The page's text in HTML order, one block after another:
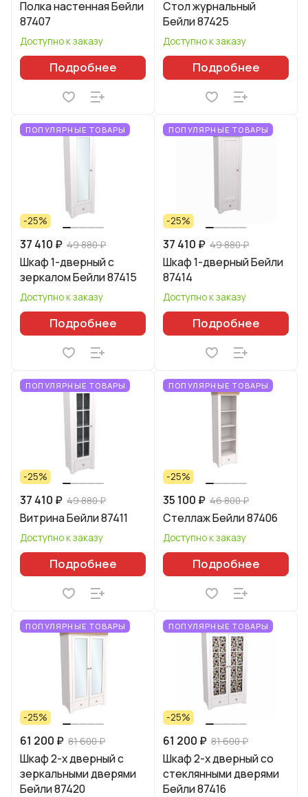
Полка настенная Бейли
87407
Доступно к заказу
Подробнее
Стол журнальный
Бейли 87425
Доступно к заказу
Подробнее
ПОПУЛЯРНЫЕ ТОВАРЫ
-25%
37 410 ₽ 49 880 ₽
Шкаф 1-дверный с
зеркалом Бейли 87415
Доступно к заказу
Подробнее
ПОПУЛЯРНЫЕ ТОВАРЫ
-25%
37 410 ₽ 49 880 ₽
Шкаф 1-дверный Бейли
87414
Доступно к заказу
Подробнее
ПОПУЛЯРНЫЕ ТОВАРЫ
-25%
37 410 ₽ 49 880 ₽
Витрина Бейли 87411
Доступно к заказу
Подробнее
ПОПУЛЯРНЫЕ ТОВАРЫ
-25%
35 100 ₽ 46 800 ₽
Стеллаж Бейли 87406
Доступно к заказу
Подробнее
ПОПУЛЯРНЫЕ ТОВАРЫ
-25%
61 200 ₽ 81 600 ₽
Шкаф 2-х дверный с
зеркальными дверями
Бейли 87420
ПОПУЛЯРНЫЕ ТОВАРЫ
-25%
61 200 ₽ 81 600 ₽
Шкаф 2-х дверный со
стеклянными дверями
Бейли 87416